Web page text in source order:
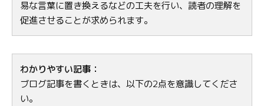
易な言葉に置き換えるなどの工夫を行い、読者の理解を
促進させることが求められます。
わかりやすい記事：
ブログ記事を書くときは、以下の2点を意識してくださ
い。